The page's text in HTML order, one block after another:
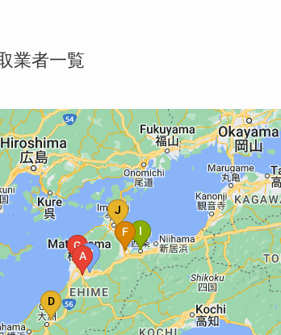
業者一覧